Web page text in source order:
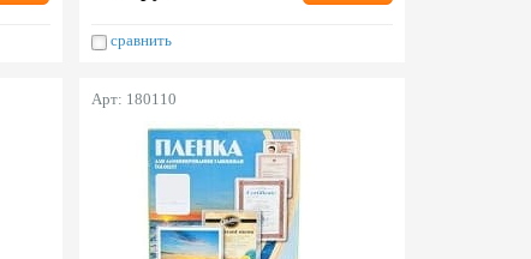
сравнить
Арт: 180110